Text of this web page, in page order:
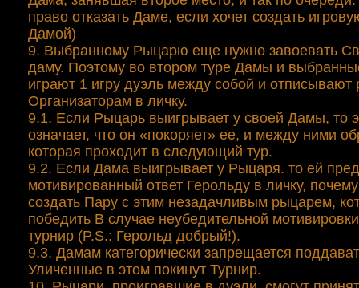
право отказать Даме, если хочет создать
Дамой)
9. Выбранному Рыцарю еще нужно завоевать
даму. Поэтому во втором туре Дамы и
играют 1 игру дуэль между собой и отписывают
Организаторам в личку.
9.1. Если Рыцарь выигрывает у своей Дамы, то
означает, что он «покоряет» ее, и между ними
которая проходит в следующий тур.
9.2. Если Дама выигрывает у Рыцаря. то ей
мотивированный ответ Герольду в личку,
создать Пару с этим незадачливым рыцарем,
победить В случае неубедительной
турнир (P.S.: Герольд добрый!).
9.3. Дамам категорически запрещается
Уличенные в этом покинут Турнир.